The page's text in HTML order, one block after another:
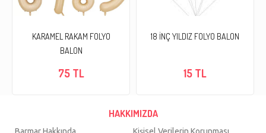
KARAMEL RAKAM FOLYO
BALON
75 TL
18 İNÇ YILDIZ FOLYO BALON
15 TL
HAKKIMIZDA